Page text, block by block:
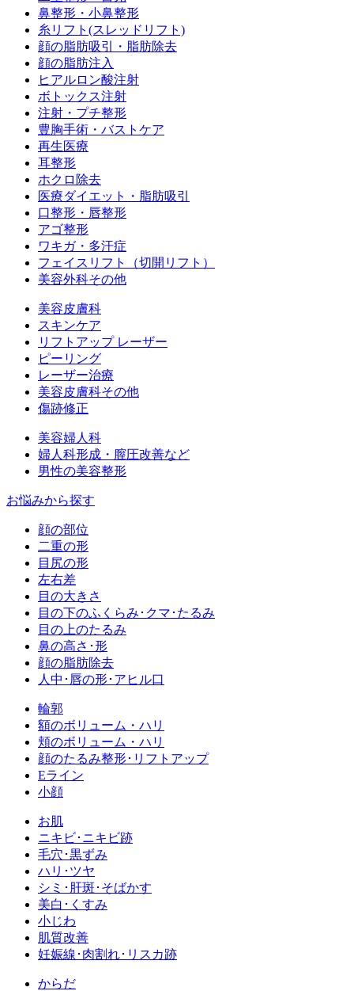
鼻整形・小鼻整形
糸リフト(スレッドリフト)
顔の脂肪吸引・脂肪除去
顔の脂肪注入
ヒアルロン酸注射
ボトックス注射
注射・プチ整形
豊胸手術・バストケア
再生医療
耳整形
ホクロ除去
医療ダイエット・脂肪吸引
口整形・唇整形
アゴ整形
ワキガ・多汗症
フェイスリフト（切開リフト）
美容外科その他
美容皮膚科
スキンケア
リフトアップ レーザー
ピーリング
レーザー治療
美容皮膚科その他
傷跡修正
美容婦人科
婦人科形成・膣圧改善など
男性の美容整形
お悩みから探す
顔の部位
二重の形
目尻の形
左右差
目の大きさ
目の下のふくらみ･クマ･たるみ
目の上のたるみ
鼻の高さ･形
顔の脂肪除去
人中･唇の形･アヒル口
輪郭
額のボリューム・ハリ
頬のボリューム・ハリ
顔のたるみ整形･リフトアップ
Eライン
小顔
お肌
ニキビ･ニキビ跡
毛穴･黒ずみ
ハリ･ツヤ
シミ･肝斑･そばかす
美白･くすみ
小じわ
肌質改善
妊娠線･肉割れ･リスカ跡
からだ